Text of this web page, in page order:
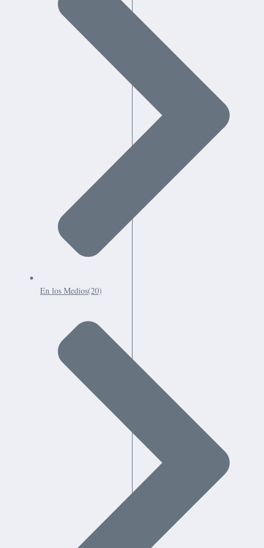
En los Medios(20)